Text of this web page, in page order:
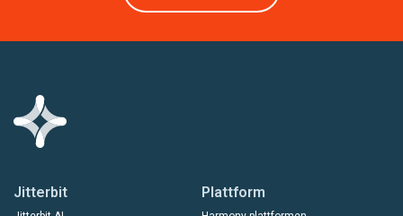
Jitterbit Plattform